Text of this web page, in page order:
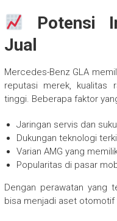
Potensi
Jual
Mercedes-Benz GLA
reputasi merek, kualitas
tinggi. Beberapa faktor
Jaringan servis dan
Dukungan teknologi
Varian AMG yang
Popularitas di pasar
Dengan perawatan yang
bisa menjadi aset otomotif